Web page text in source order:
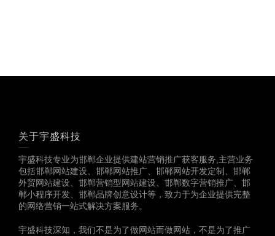
关于宇盛科技
宇盛科技专业为邯郸企业提供建站营销推广获客服务,主营业务
包括邯郸网站建设、邯郸网站推广、邯郸网站开发定制、邯郸
外贸网站建设、邯郸营销型网站建设、邯郸数字营销推广、邯
郸小程序开发、邯郸品牌创意设计等，致力于为企业提供完整
的网络营销一站式解决方案服务。
宇盛科技深知，我们不是为了做网站而做网站，不是为了推广